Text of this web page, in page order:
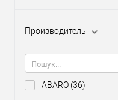
Производитель
ABARO (36)